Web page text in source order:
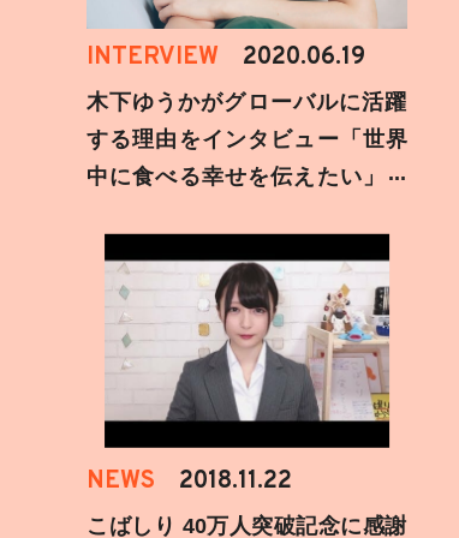
INTERVIEW 2020.06.19
木下ゆうかがグローバルに活躍
する理由をインタビュー「世界
中に食べる幸せを伝えたい」新
NEWS 2018.11.22
こばしり 40万人突破記念に感謝